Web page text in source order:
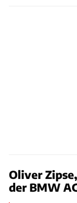
Oliver
der BMW